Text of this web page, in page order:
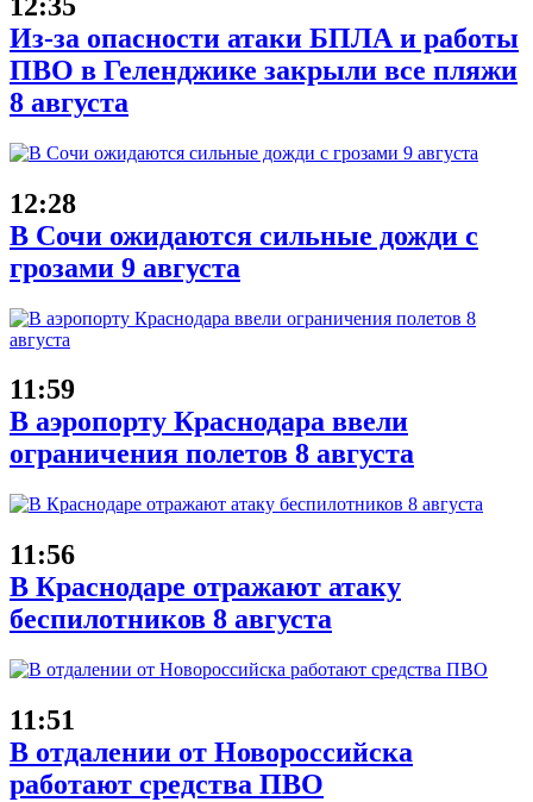
Из-за опасности атаки БПЛА и работы
ПВО в Геленджике закрыли все пляжи
8 августа
12:28
В Сочи ожидаются сильные дожди с
грозами 9 августа
11:59
В аэропорту Краснодара ввели
ограничения полетов 8 августа
11:56
В Краснодаре отражают атаку
беспилотников 8 августа
11:51
В отдалении от Новороссийска
работают средства ПВО